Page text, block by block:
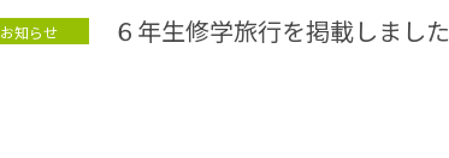
お知らせ ６年生修学旅行を掲載しました